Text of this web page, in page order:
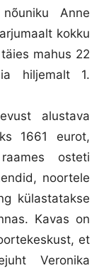
Anne
kokku
mahus 22
hiljemalt 1.
alustava
1661 eurot,
osteti
noortele
külastatakse
Kavas on
et
Veronika